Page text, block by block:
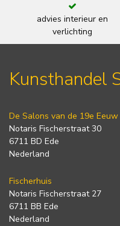
advies interieur en
verlichting
Kunsthandel
De Salons van de 19e Eeuw
Notaris Fischerstraat 30
6711 BD Ede
Nederland
Fischerhuis
Notaris Fischerstraat 27
6711 BB Ede
Nederland